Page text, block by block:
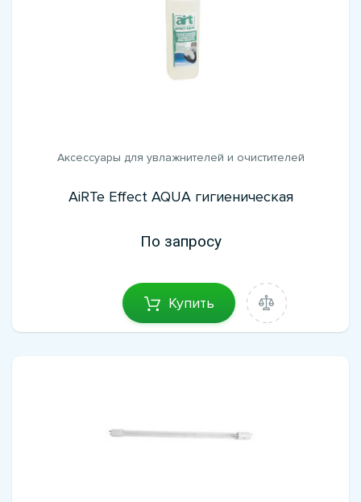
Аксессуары для увлажнителей и очистителей
AiRTe Effect AQUA гигиеническая
По запросу
Купить